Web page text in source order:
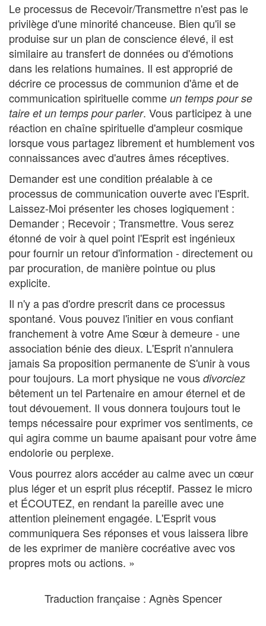
Le processus de Recevoir/Transmettre n'est pas le
privilège d'une minorité chanceuse. Bien qu'il se
produise sur un plan de conscience élevé, il est
similaire au transfert de données ou d'émotions
dans les relations humaines. Il est approprié de
décrire ce processus de communion d'âme et de
communication spirituelle comme un temps pour se
taire et un temps pour parler. Vous participez à une
réaction en chaîne spirituelle d'ampleur cosmique
lorsque vous partagez librement et humblement vos
connaissances avec d'autres âmes réceptives.
Demander est une condition préalable à ce
processus de communication ouverte avec l'Esprit.
Laissez-Moi présenter les choses logiquement :
Demander ; Recevoir ; Transmettre. Vous serez
étonné de voir à quel point l'Esprit est ingénieux
pour fournir un retour d'information - directement ou
par procuration, de manière pointue ou plus
explicite.
Il n'y a pas d'ordre prescrit dans ce processus
spontané. Vous pouvez l'initier en vous confiant
franchement à votre Ame Sœur à demeure - une
association bénie des dieux. L'Esprit n'annulera
jamais Sa proposition permanente de S'unir à vous
pour toujours. La mort physique ne vous divorciez
bêtement un tel Partenaire en amour éternel et de
tout dévouement. Il vous donnera toujours tout le
temps nécessaire pour exprimer vos sentiments, ce
qui agira comme un baume apaisant pour votre âme
endolorie ou perplexe.
Vous pourrez alors accéder au calme avec un cœur
plus léger et un esprit plus réceptif. Passez le micro
et ÉCOUTEZ, en rendant la pareille avec une
attention pleinement engagée. L'Esprit vous
communiquera Ses réponses et vous laissera libre
de les exprimer de manière cocréative avec vos
propres mots ou actions. »
Traduction française : Agnès Spencer